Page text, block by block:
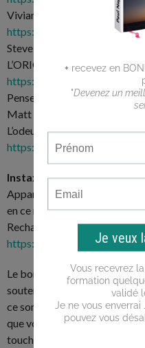
Vivian Maier: The Color
https://amzn.to/3GxZcez
Steve McCurry INEDIT: LES
L’ORIGINE DES
https://amzn.to/3y7mK6Y
Penser comme un
Matt Stuart :
L’odeur de l’inde :
https://amzn.to/3oCQKnY
Instax mini :
Appareil :
https://amzn.to/
en ce moment !)
Recharge de film :
https://amzn.to/31LmAWT
Le bonus, c’est qu’en utilisant
soutenez
Apprenti
ce sont des liens affiliés. Ce
que vous ne payez pas plus
touche une petite commission.